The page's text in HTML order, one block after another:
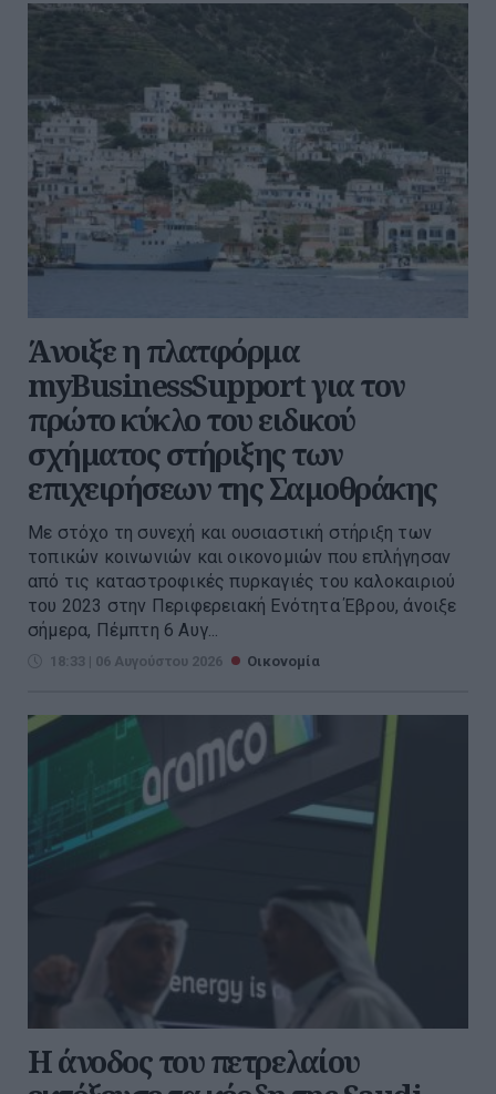
Άνοιξε η πλατφόρμα
myBusinessSupport για τον
πρώτο κύκλο του ειδικού
σχήματος στήριξης των
επιχειρήσεων της Σαμοθράκης
Με στόχο τη συνεχή και ουσιαστική στήριξη των
τοπικών κοινωνιών και οικονομιών που επλήγησαν
από τις καταστροφικές πυρκαγιές του καλοκαιριού
του 2023 στην Περιφερειακή Ενότητα Έβρου, άνοιξε
σήμερα, Πέμπτη 6 Αυγ...
18:33 | 06 Αυγούστου 2026 Οικονομία
Η άνοδος του πετρελαίου